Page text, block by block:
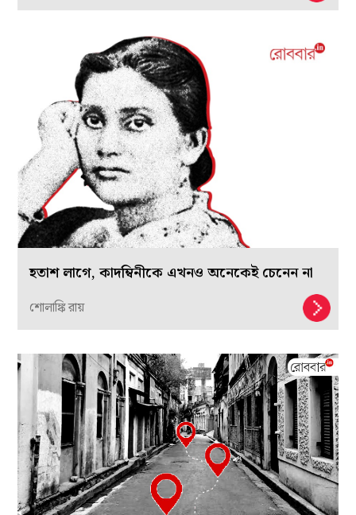
হতাশ লাগে, কাদম্বিনীকে এখনও অনেকেই চেনেন না
শোলাঙ্কি রায়